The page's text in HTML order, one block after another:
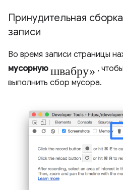
Принудительная
записи
Во время записи страницы
мусорную швабру» ,
выполнить сбор мусора.